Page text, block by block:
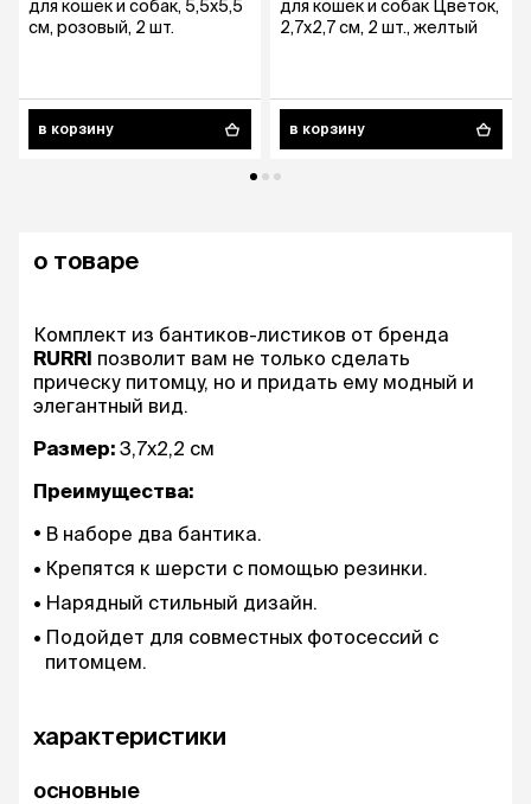
для кошек и собак, 5,5х5,5
см, розовый, 2 шт.
в корзину
для кошек и собак Цветок,
2,7х2,7 см, 2 шт., желтый
в корзину
о товаре
Комплект из бантиков-листиков от бренда
RURRI позволит вам не только сделать
прическу питомцу, но и придать ему модный и
элегантный вид.
Размер: 3,7х2,2 см
Преимущества:
В наборе два бантика.
Крепятся к шерсти с помощью резинки.
Нарядный стильный дизайн.
Подойдет для совместных фотосессий с
питомцем.
характеристики
основные